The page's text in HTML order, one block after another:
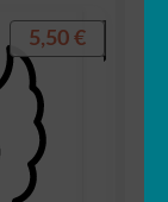
5,50 €